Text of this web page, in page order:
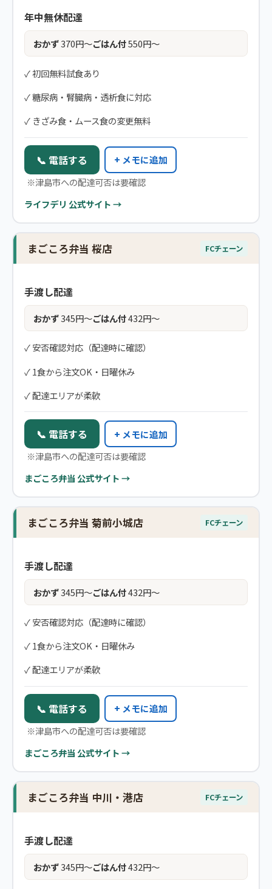
年中無休配達
おかず370円〜ごはん付550円〜
✓ 初回無料試食あり
✓ 糖尿病・腎臓病・透析食に対応
✓ きざみ食・ムース食の変更無料
📞 電話する
+ メモに追加
※津島市への配達可否は要確認
ライフデリ 公式サイト →
まごころ弁当 桜店 FCチェーン
手渡し配達
おかず345円〜ごはん付432円〜
✓ 安否確認対応（配達時に確認）
✓ 1食から注文OK・日曜休み
✓ 配達エリアが柔軟
📞 電話する
+ メモに追加
※津島市への配達可否は要確認
まごころ弁当 公式サイト →
まごころ弁当 菊前小城店 FCチェーン
手渡し配達
おかず345円〜ごはん付432円〜
✓ 安否確認対応（配達時に確認）
✓ 1食から注文OK・日曜休み
✓ 配達エリアが柔軟
📞 電話する
+ メモに追加
※津島市への配達可否は要確認
まごころ弁当 公式サイト →
まごころ弁当 中川・港店 FCチェーン
手渡し配達
おかず345円〜ごはん付432円〜